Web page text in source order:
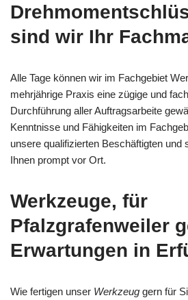
sind wir Ihr
Alle Tage können wir im Fachgebiet
mehrjährige Praxis eine zügige und
Durchführung aller Auftragsarbeite
Kenntnisse und Fähigkeiten im
unsere qualifizierten Beschäftigten und
Ihnen prompt vor Ort.
Werkzeuge, für
Pfalzgrafenweiler
Erwartungen in
Wie fertigen unser Werkzeug gern für